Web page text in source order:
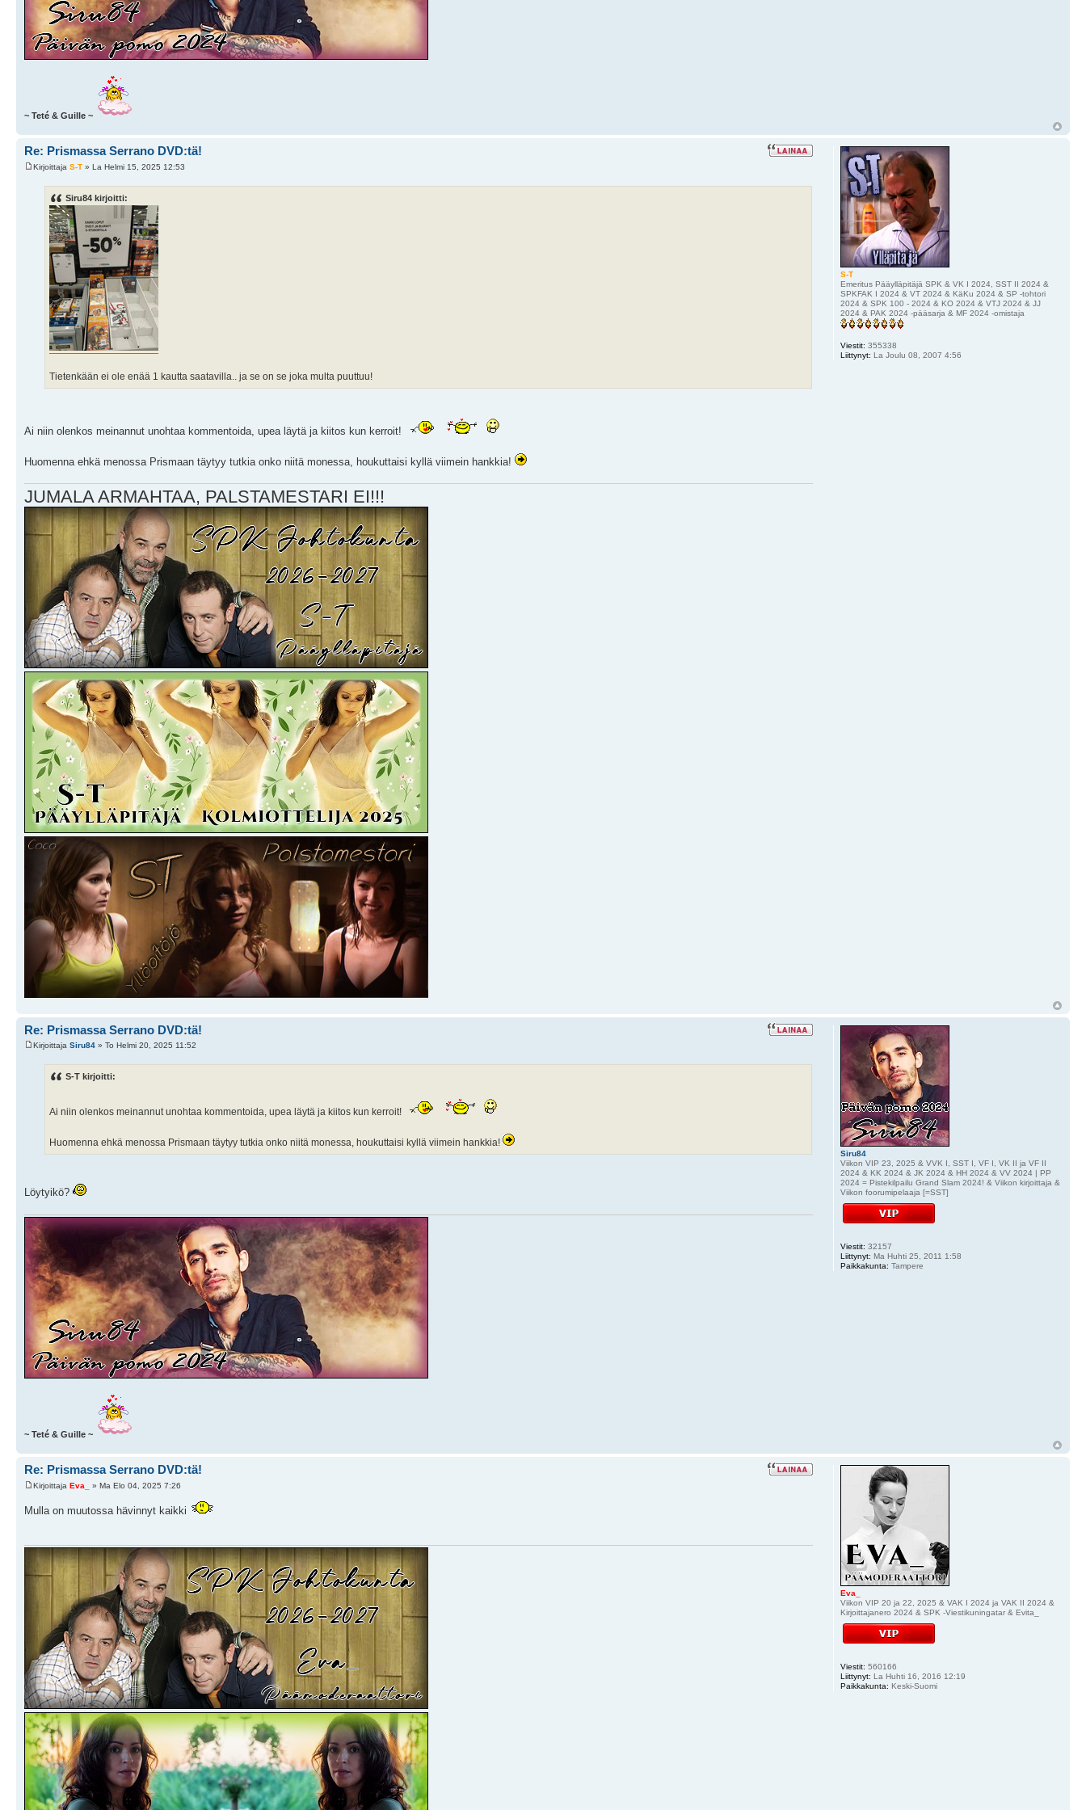
~ Teté & Guille ~
Re: Prismassa Serrano DVD:tä!
Kirjoittaja S-T » La Helmi 15, 2025 12:53
Siru84 kirjoitti:
Tietenkään ei ole enää 1 kautta saatavilla.. ja se on se joka multa puuttuu!
Ai niin olenkos meinannut unohtaa kommentoida, upea läytä ja kiitos kun kerroit!
Huomenna ehkä menossa Prismaan täytyy tutkia onko niitä monessa, houkuttaisi kyllä viimein hankkia!
JUMALA ARMAHTAA, PALSTAMESTARI EI!!!
S-T
Emeritus Pääylläpitäjä SPK & VK I 2024, SST II 2024 &
SPKFAK I 2024 & VT 2024 & KäKu 2024 & SP -tohtori
2024 & SPK 100 - 2024 & KO 2024 & VTJ 2024 & JJ
2024 & PAK 2024 -pääsarja & MF 2024 -omistaja
Viestit: 355338
Liittynyt: La Joulu 08, 2007 4:56
Re: Prismassa Serrano DVD:tä!
Kirjoittaja Siru84 » To Helmi 20, 2025 11:52
S-T kirjoitti:
Ai niin olenkos meinannut unohtaa kommentoida, upea läytä ja kiitos kun kerroit!
Huomenna ehkä menossa Prismaan täytyy tutkia onko niitä monessa, houkuttaisi kyllä viimein hankkia!
Löytyikö?
~ Teté & Guille ~
Siru84
Viikon VIP 23, 2025 & VVK I, SST I, VF I, VK II ja VF II
2024 & KK 2024 & JK 2024 & HH 2024 & VV 2024 | PP
2024 = Pistekilpailu Grand Slam 2024! & Viikon kirjoittaja &
Viikon foorumipelaaja [=SST]
Viestit: 32157
Liittynyt: Ma Huhti 25, 2011 1:58
Paikkakunta: Tampere
Re: Prismassa Serrano DVD:tä!
Kirjoittaja Eva_ » Ma Elo 04, 2025 7:26
Mulla on muutossa hävinnyt kaikki
Eva_
Viikon VIP 20 ja 22, 2025 & VAK I 2024 ja VAK II 2024 &
Kirjoittajanero 2024 & SPK -Viestikuningatar & Evita_
Viestit: 560166
Liittynyt: La Huhti 16, 2016 12:19
Paikkakunta: Keski-Suomi